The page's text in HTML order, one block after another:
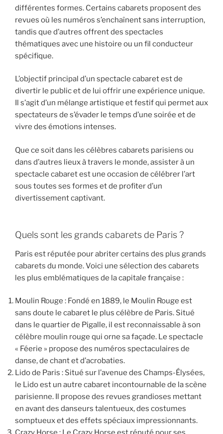
différentes formes. Certains cabarets proposent des
revues où les numéros s’enchaînent sans interruption,
tandis que d’autres offrent des spectacles
thématiques avec une histoire ou un fil conducteur
spécifique.
L’objectif principal d’un spectacle cabaret est de
divertir le public et de lui offrir une expérience unique.
Il s’agit d’un mélange artistique et festif qui permet aux
spectateurs de s’évader le temps d’une soirée et de
vivre des émotions intenses.
Que ce soit dans les célèbres cabarets parisiens ou
dans d’autres lieux à travers le monde, assister à un
spectacle cabaret est une occasion de célébrer l’art
sous toutes ses formes et de profiter d’un
divertissement captivant.
Quels sont les grands cabarets de Paris ?
Paris est réputée pour abriter certains des plus grands
cabarets du monde. Voici une sélection des cabarets
les plus emblématiques de la capitale française :
Moulin Rouge : Fondé en 1889, le Moulin Rouge est
sans doute le cabaret le plus célèbre de Paris. Situé
dans le quartier de Pigalle, il est reconnaissable à son
célèbre moulin rouge qui orne sa façade. Le spectacle
« Féerie » propose des numéros spectaculaires de
danse, de chant et d’acrobaties.
Lido de Paris : Situé sur l’avenue des Champs-Élysées,
le Lido est un autre cabaret incontournable de la scène
parisienne. Il propose des revues grandioses mettant
en avant des danseurs talentueux, des costumes
somptueux et des effets spéciaux impressionnants.